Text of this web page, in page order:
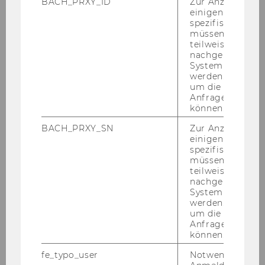
npoLesetipps
Alt, aber gut! - Lesetipps von Werner
Kerschbaum
Systemtheorie und die Praxisrelevanz von
Lebensprinzipien - Werner Kerschbaum
Führen, Leisten, Leben - Friedmund Malik
Alles für den Kunden - von Jan Carlzon
einigen WU-
spezifischen
müssen
teilweise von
nachgelagerten
System
werden.
um die Antwort
Anfrage
können.
BACH_PRXY_SN
Zur Anzeige von
einigen WU-
spezifischen
müssen
teilweise von
nachgelagerten
System
werden.
um die Antwort
Anfrage
können.
fe_typo_user
Notwendig für